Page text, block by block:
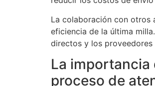
La colaboración con otros
eficiencia de la última
directos y los
La importancia
proceso de